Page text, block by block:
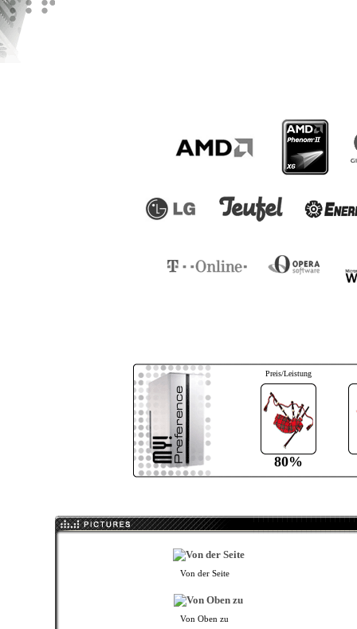
Preis/Leistung
80%
Von der Seite
Von Oben zu